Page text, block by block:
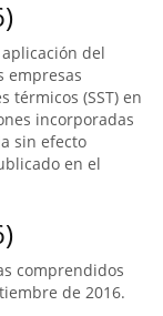
del
empresas
térmicos (SST) en
incorporadas
sin efecto
en el
comprendidos
de 2016.